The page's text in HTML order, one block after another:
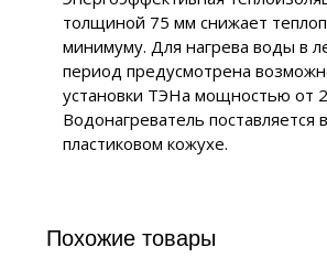
толщиной 75 мм снижает
минимуму. Для нагрева воды в
период предусмотрена
установки ТЭНа мощностью от
Водонагреватель поставляется
пластиковом кожухе.
Похожие товары